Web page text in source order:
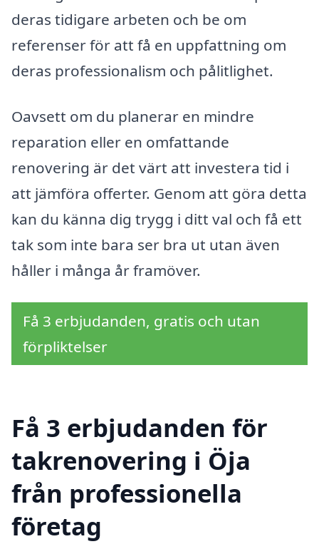
deras tidigare arbeten och be om
referenser för att få en uppfattning om
deras professionalism och pålitlighet.
Oavsett om du planerar en mindre
reparation eller en omfattande
renovering är det värt att investera tid i
att jämföra offerter. Genom att göra detta
kan du känna dig trygg i ditt val och få ett
tak som inte bara ser bra ut utan även
håller i många år framöver.
Få 3 erbjudanden, gratis och utan
förpliktelser
Få 3 erbjudanden för
takrenovering i Öja
från professionella
företag